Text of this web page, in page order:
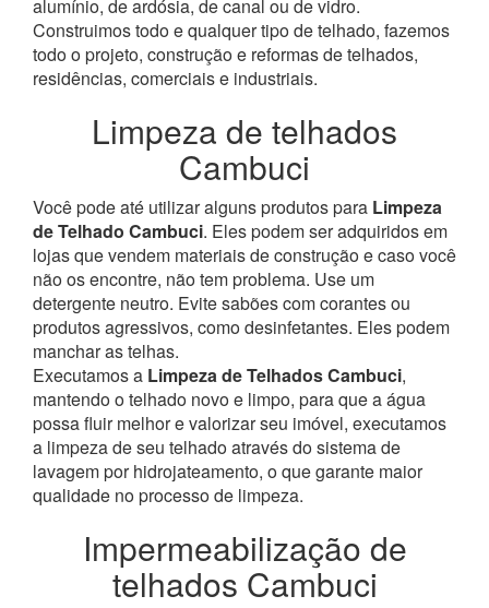
alumínio, de ardósia, de canal ou de vidro.
Construimos todo e qualquer tipo de telhado, fazemos
todo o projeto, construção e reformas de telhados,
residências, comerciais e industriais.
Limpeza de telhados
Cambuci
Você pode até utilizar alguns produtos para Limpeza
de Telhado Cambuci. Eles podem ser adquiridos em
lojas que vendem materiais de construção e caso você
não os encontre, não tem problema. Use um
detergente neutro. Evite sabões com corantes ou
produtos agressivos, como desinfetantes. Eles podem
manchar as telhas.
Executamos a Limpeza de Telhados Cambuci,
mantendo o telhado novo e limpo, para que a água
possa fluir melhor e valorizar seu imóvel, executamos
a limpeza de seu telhado através do sistema de
lavagem por hidrojateamento, o que garante maior
qualidade no processo de limpeza.
Impermeabilização de
telhados Cambuci